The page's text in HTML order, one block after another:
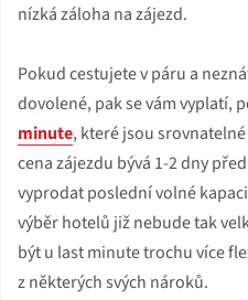
nízká záloha na zájezd.
Pokud cestujete v páru a
dovolené, pak se vám vyplatí,
minute, které jsou
cena zájezdu bývá 1-2 dny
vyprodat poslední volné
výběr hotelů již nebude tak
být u last minute trochu více
z některých svých nároků.